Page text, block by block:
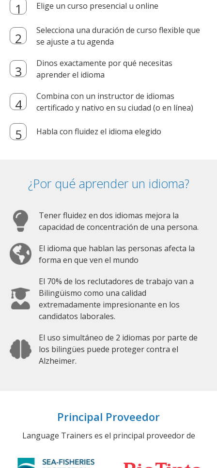
Elige un curso presencial u online
Selecciona una duración de curso flexible que
se ajuste a tu agenda
Dinos exactamente por qué necesitas
aprender el idioma
Combina con un instructor de idiomas
certificado y nativo en su ciudad (o en línea)
Habla con fluidez el idioma elegido
¿Por qué aprender un idioma?
Tener fluidez en dos idiomas mejora la
capacidad de concentración de una persona.
El idioma que hablan las personas afecta la
forma en que ven el mundo
El 70% de los reclutadores de trabajo van a
Bilingüismo como una calidad
extremadamente impresionante en los
candidatos laborales.
El uso simultáneo de 2 idiomas por parte de
los bilingües puede proteger contra el
Alzheimer.
Principal Proveedor
Language Trainers es el principal proveedor de